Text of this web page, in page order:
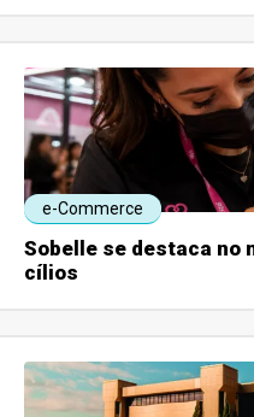
e-Commerce
Sobelle se destaca no
cílios